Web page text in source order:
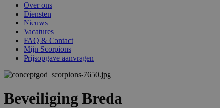
Over ons
Diensten
Nieuws
Vacatures
FAQ & Contact
Mijn Scorpions
Prijsopgave aanvragen
Beveiliging Breda